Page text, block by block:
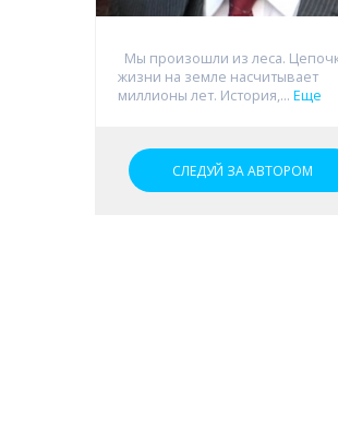
Мы произошли из леса.
жизни на земле насчитывает
миллионы лет. История,... Еще
СЛЕДУЙ ЗА АВТОРОМ